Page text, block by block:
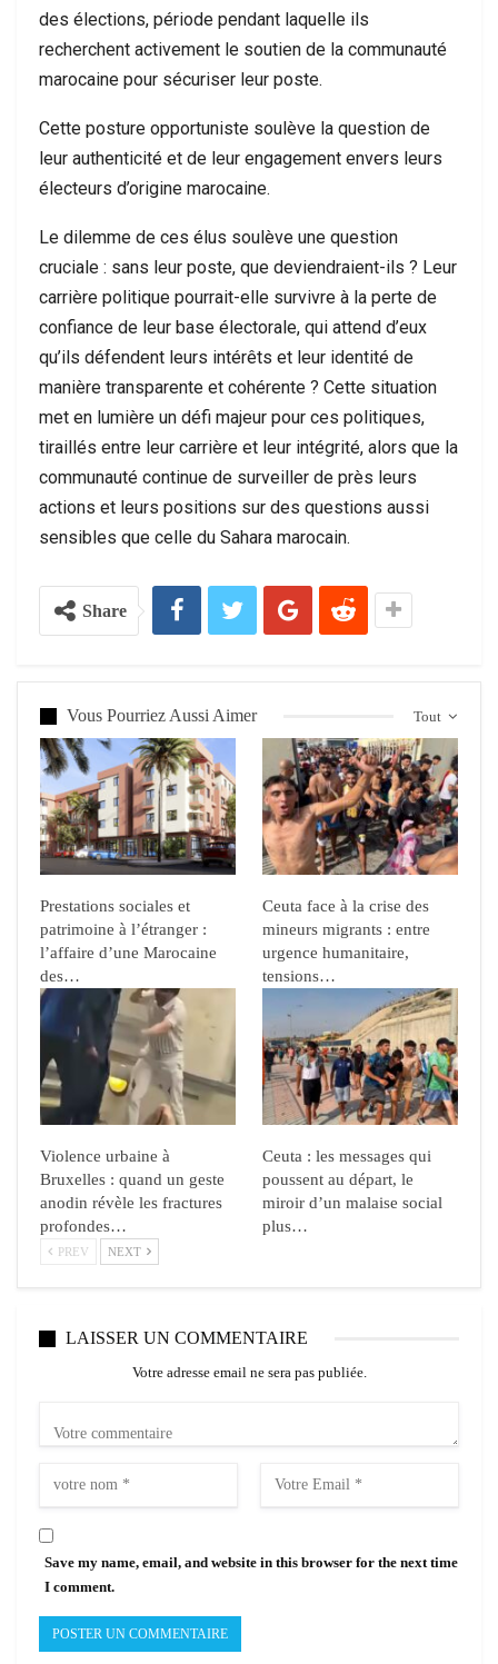
des élections, période pendant laquelle ils
recherchent activement le soutien de la communauté
marocaine pour sécuriser leur poste.
Cette posture opportuniste soulève la question de
leur authenticité et de leur engagement envers leurs
électeurs d’origine marocaine.
Le dilemme de ces élus soulève une question
cruciale : sans leur poste, que deviendraient-ils ? Leur
carrière politique pourrait-elle survivre à la perte de
confiance de leur base électorale, qui attend d’eux
qu’ils défendent leurs intérêts et leur identité de
manière transparente et cohérente ? Cette situation
met en lumière un défi majeur pour ces politiques,
tiraillés entre leur carrière et leur intégrité, alors que la
communauté continue de surveiller de près leurs
actions et leurs positions sur des questions aussi
sensibles que celle du Sahara marocain.
Share
Tout
Vous Pourriez Aussi Aimer
Prestations sociales et
patrimoine à l’étranger :
l’affaire d’une Marocaine
des…
Ceuta face à la crise des
mineurs migrants : entre
urgence humanitaire,
tensions…
Violence urbaine à
Bruxelles : quand un geste
anodin révèle les fractures
profondes…
Ceuta : les messages qui
poussent au départ, le
miroir d’un malaise social
plus…
PREV NEXT
LAISSER UN COMMENTAIRE
Votre adresse email ne sera pas publiée.
Save my name, email, and website in this browser for the next time
I comment.